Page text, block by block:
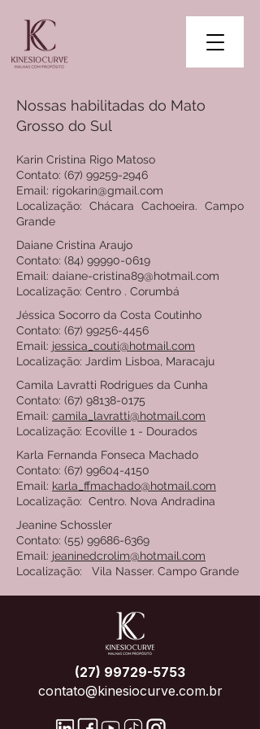
Nossas habilitadas do Mato
Grosso do Sul
Karin Cristina Rigo Matoso
Contato: (67) 99259-2946
Email: rigokarin@gmail.com
Localização: Chácara Cachoeira. Campo
Grande
Daiane Cristina Araujo
Contato: (84) 99990-0619
Email: daiane-cristina89@hotmail.com
Localização: Centro . Corumbá
Jéssica Socorro da Costa Coutinho
Contato: (67) 99256-4456
Email: jessica_couti@hotmail.com
Localização: Jardim Lisboa, Maracaju
Camila Lavratti Rodrigues da Cunha
Contato: (67) 98138-0175
Email: camila_lavratti@hotmail.com
Localização: Ecoville 1 - Dourados
Karla Fernanda Fonseca Machado
Contato: (67) 99604-4150
Email: karla_ffmachado@hotmail.com
Localização: Centro. Nova Andradina
Jeanine Schossler
Contato: (55) 99686-6369
Email: jeaninedcrolim@hotmail.com
Localização: Vila Nasser. Campo Grande
(27) 99729-5753
contato@kinesiocurve.com.br